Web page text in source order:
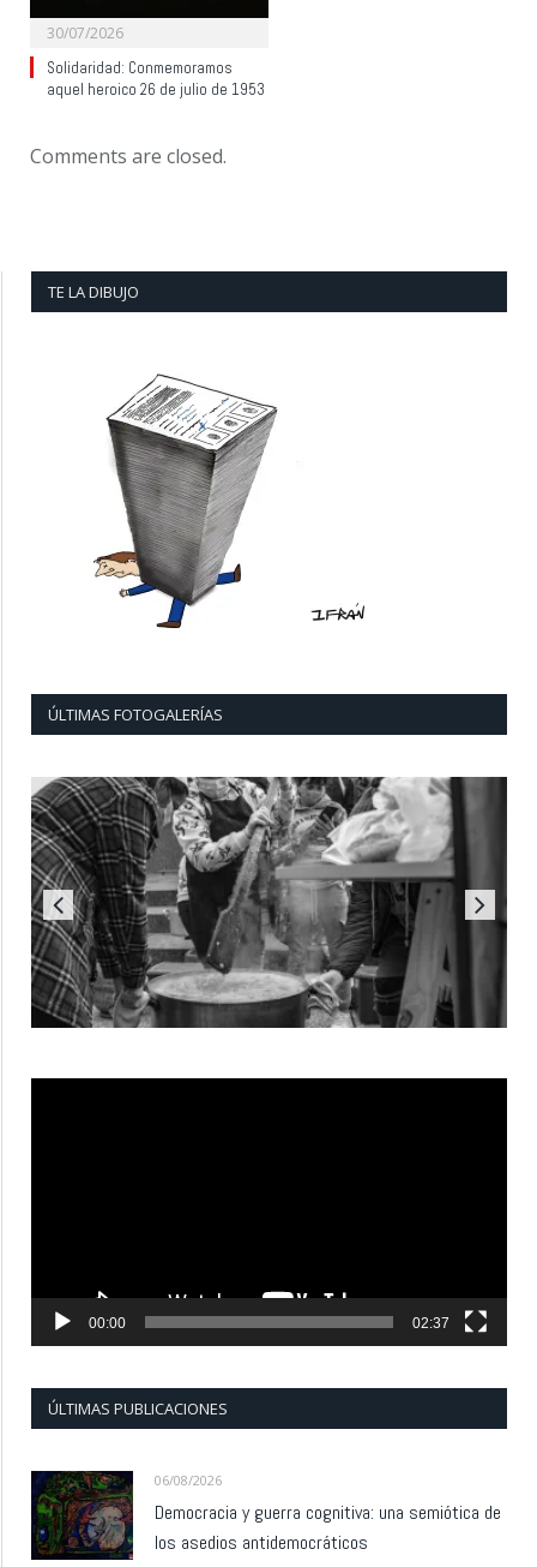
30/07/2026
Solidaridad: Conmemoramos
aquel heroico 26 de julio de 1953
Comments are closed.
TE LA DIBUJO
ÚLTIMAS FOTOGALERÍAS
00:00 02:37
ÚLTIMAS PUBLICACIONES
06/08/2026
Democracia y guerra cognitiva: una semiótica de
los asedios antidemocráticos